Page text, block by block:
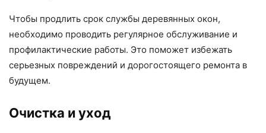
Чтобы продлить срок службы деревянных окон,
необходимо проводить регулярное обслуживание и
профилактические работы. Это поможет избежать
серьезных повреждений и дорогостоящего ремонта в
будущем.
Очистка и уход